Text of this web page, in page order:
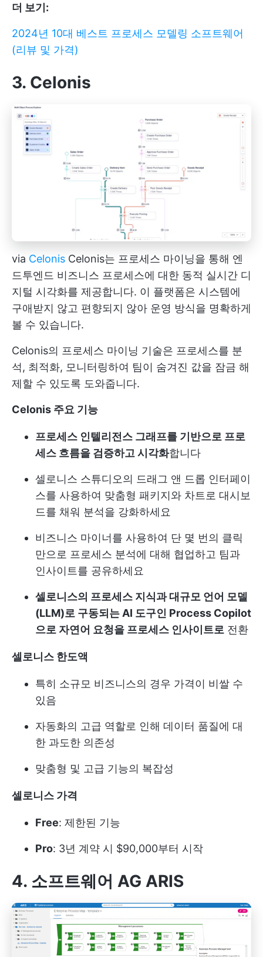
더 보기:
2024년 10대 베스트 프로세스 모델링 소프트웨어
(리뷰 및 가격)
3. Celonis
via Celonis Celonis는 프로세스 마이닝을 통해 엔
드투엔드 비즈니스 프로세스에 대한 동적 실시간 디
지털 시각화를 제공합니다. 이 플랫폼은 시스템에
구애받지 않고 편향되지 않아 운영 방식을 명확하게
볼 수 있습니다.
Celonis의 프로세스 마이닝 기술은 프로세스를 분
석, 최적화, 모니터링하여 팀이 숨겨진 값을 잠금 해
제할 수 있도록 도와줍니다.
Celonis 주요 기능
프로세스 인텔리전스 그래프를 기반으로 프로
세스 흐름을 검증하고 시각화합니다
셀로니스 스튜디오의 드래그 앤 드롭 인터페이
스를 사용하여 맞춤형 패키지와 차트로 대시보
드를 채워 분석을 강화하세요
비즈니스 마이너를 사용하여 단 몇 번의 클릭
만으로 프로세스 분석에 대해 협업하고 팀과
인사이트를 공유하세요
셀로니스의 프로세스 지식과 대규모 언어 모델
(LLM)로 구동되는 AI 도구인 Process Copilot
으로 자연어 요청을 프로세스 인사이트로 전환
셀로니스 한도액
특히 소규모 비즈니스의 경우 가격이 비쌀 수
있음
자동화의 고급 역할로 인해 데이터 품질에 대
한 과도한 의존성
맞춤형 및 고급 기능의 복잡성
셀로니스 가격
Free: 제한된 기능
Pro: 3년 계약 시 $90,000부터 시작
4. 소프트웨어 AG ARIS